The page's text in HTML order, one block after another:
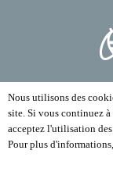
Nous utilisons des
site. Si vous continuez
acceptez l'utilisation
Pour plus